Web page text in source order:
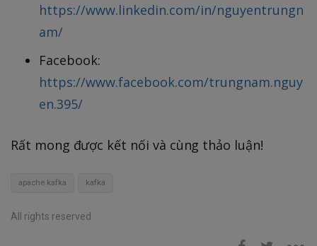
https://www.linkedin.com/in/nguyentrungn
am/
Facebook:
https://www.facebook.com/trungnam.nguy
en.395/
Rất mong được kết nối và cùng thảo luận!
apache kafka kafka
All rights reserved